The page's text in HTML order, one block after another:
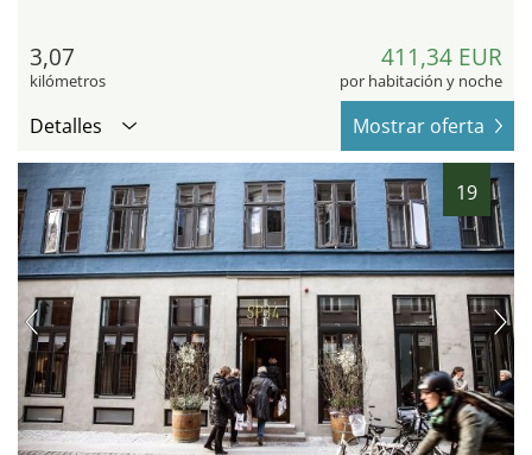
3,07
kilómetros
411,34 EUR
por habitación y noche
Detalles Mostrar oferta
19